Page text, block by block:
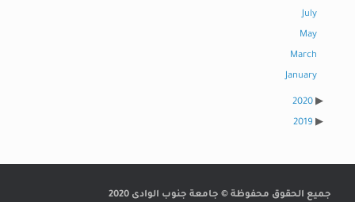
July
May
March
January
2020
2019
جميع الحقوق محفوظة © جامعة جنوب الوادى 2020